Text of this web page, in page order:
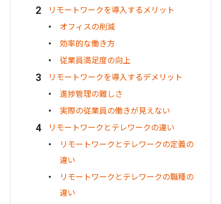
リモートワークを導入するメリット
オフィスの削減
効率的な働き方
従業員満足度の向上
リモートワークを導入するデメリット
進捗管理の難しさ
実際の従業員の働きが見えない
リモートワークとテレワークの違い
リモートワークとテレワークの定義の
違い
リモートワークとテレワークの職種の
違い